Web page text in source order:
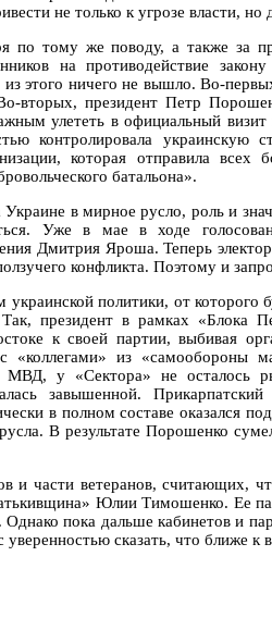
не только к угрозе власти,
по тому же поводу, а также за
на противодействие
этого ничего не вышло. Во-
вторых, президент Петр
улететь в официальный
контролировала
которая отправила всех
батальона».
в мирное русло, роль и
Уже в мае в ходе
Дмитрия Яроша. Теперь
конфликта. Поэтому и
политики, от которого
президент в рамках «Блока
к своей партии, выбивая
«коллегами» из «самообороны
МВД, у «Сектора» не осталось
завышенной. Прикарпатский
в полном составе оказался
В результате Порошенко
и части ветеранов, считающих,
Юлии Тимошенко. Ее
пока дальше кабинетов и
сказать, что ближе к